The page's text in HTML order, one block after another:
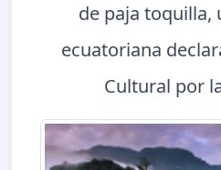
de paja toquilla,
ecuatoriana
Cultural por